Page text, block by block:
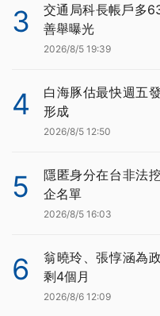
3
交通局科長帳戶多
善舉曝光
2026/8/5 19:39
4
白海豚估最快週五
形成
2026/8/5 12:50
5
隱匿身分在台非法
企名單
2026/8/5 16:03
6
翁曉玲、張惇涵為
剩4個月
2026/8/6 12:09